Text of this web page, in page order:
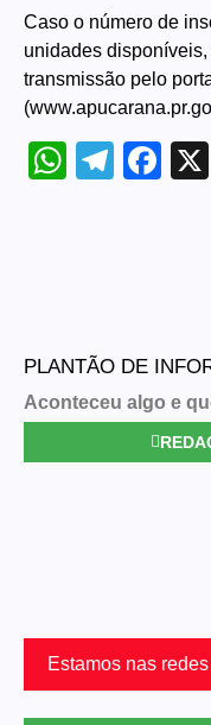
Caso o número de
unidades
transmissão pelo
(
PLANTÃO DE
Aconteceu algo e
Estamos nas